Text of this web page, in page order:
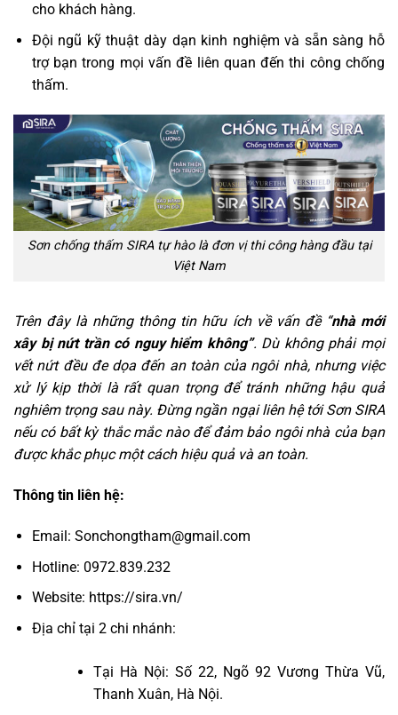
cho khách hàng.
Đội ngũ kỹ thuật dày dạn kinh nghiệm và sẵn sàng hỗ
trợ bạn trong mọi vấn đề liên quan đến thi công chống
thấm.
Sơn chống thấm SIRA tự hào là đơn vị thi công hàng đầu tại
Việt Nam
Trên đây là những thông tin hữu ích về vấn đề “nhà mới
xây bị nứt trần có nguy hiểm không”. Dù không phải mọi
vết nứt đều đe dọa đến an toàn của ngôi nhà, nhưng việc
xử lý kịp thời là rất quan trọng để tránh những hậu quả
nghiêm trọng sau này. Đừng ngần ngại liên hệ tới Sơn SIRA
nếu có bất kỳ thắc mắc nào để đảm bảo ngôi nhà của bạn
được khắc phục một cách hiệu quả và an toàn.
Thông tin liên hệ:
Email: Sonchongtham@gmail.com
Hotline: 0972.839.232
Website: https://sira.vn/
Địa chỉ tại 2 chi nhánh:
Tại Hà Nội: Số 22, Ngõ 92 Vương Thừa Vũ,
Thanh Xuân, Hà Nội.